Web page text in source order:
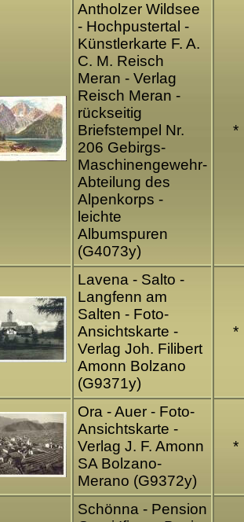
Antholzer Wildsee
- Hochpustertal -
Künstlerkarte F. A.
C. M. Reisch
Meran - Verlag
Reisch Meran -
rückseitig
Briefstempel Nr.
206 Gebirgs-
Maschinengewehr-
Abteilung des
Alpenkorps -
leichte
Albumspuren
(G4073y)
*
Lavena - Salto -
Langfenn am
Salten - Foto-
Ansichtskarte -
Verlag Joh. Filibert
Amonn Bolzano
(G9371y)
*
Ora - Auer - Foto-
Ansichtskarte -
Verlag J. F. Amonn
SA Bolzano-
Merano (G9372y)
*
Schönna - Pension